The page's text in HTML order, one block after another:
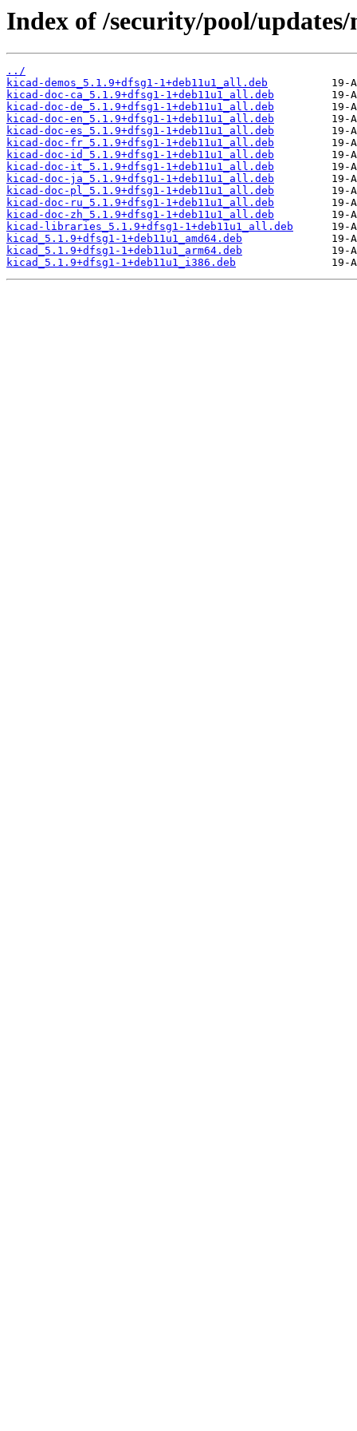
Index of /security/pool/
../
kicad-demos_5.1.9+dfsg1-1+deb11u1_all.deb
kicad-doc-ca_5.1.9+dfsg1-1+deb11u1_all.deb
kicad-doc-de_5.1.9+dfsg1-1+deb11u1_all.deb
kicad-doc-en_5.1.9+dfsg1-1+deb11u1_all.deb
kicad-doc-es_5.1.9+dfsg1-1+deb11u1_all.deb
kicad-doc-fr_5.1.9+dfsg1-1+deb11u1_all.deb
kicad-doc-id_5.1.9+dfsg1-1+deb11u1_all.deb
kicad-doc-it_5.1.9+dfsg1-1+deb11u1_all.deb
kicad-doc-ja_5.1.9+dfsg1-1+deb11u1_all.deb
kicad-doc-pl_5.1.9+dfsg1-1+deb11u1_all.deb
kicad-doc-ru_5.1.9+dfsg1-1+deb11u1_all.deb
kicad-doc-zh_5.1.9+dfsg1-1+deb11u1_all.deb
kicad-libraries_5.1.9+dfsg1-1+deb11u1_all.deb
kicad_5.1.9+dfsg1-1+deb11u1_amd64.deb
kicad_5.1.9+dfsg1-1+deb11u1_arm64.deb
kicad_5.1.9+dfsg1-1+deb11u1_i386.deb